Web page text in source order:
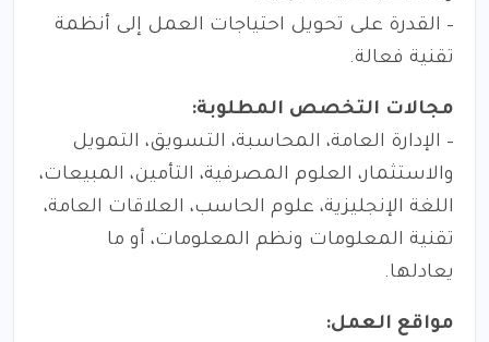
– القدرة على تحويل احتياجات العمل إلى أنظمة
تقنية فعالة.
مجالات التخصص المطلوبة:
– الإدارة العامة، المحاسبة، التسويق، التمويل
والاستثمار، العلوم المصرفية، التأمين، المبيعات،
اللغة الإنجليزية، علوم الحاسب، العلاقات العامة،
تقنية المعلومات ونظم المعلومات، أو ما
يعادلها.
مواقع العمل: